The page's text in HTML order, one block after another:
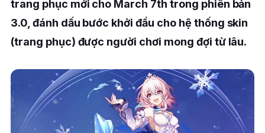
trang phục mới cho March 7th trong phiên bản
3.0, đánh dấu bước khởi đầu cho hệ thống skin
(trang phục) được người chơi mong đợi từ lâu.